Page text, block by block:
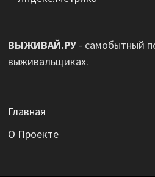
ВЫЖИВАЙ.РУ- самобытный
выживальщиках.
Главная
О Проекте